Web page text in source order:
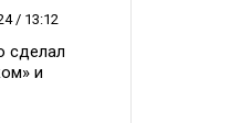
/ 13:12
сделал
и